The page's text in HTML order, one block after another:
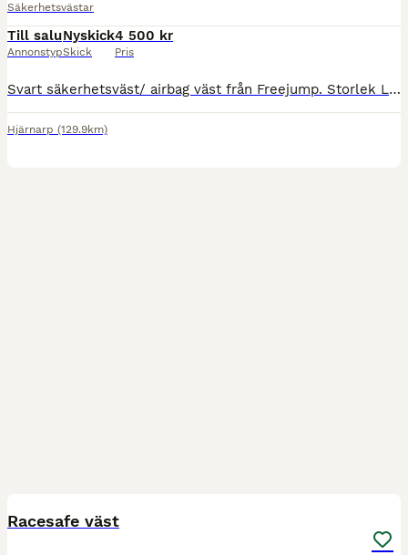
Säkerhetsvästar
Till salu
Annonstyp
Nyskick
Skick
4 500 kr
Pris
Svart säkerhetsväst/ airbag väst från Freejump. Storlek L (passar mig som normalt har M i kläder). Inköpt sommaren 2025 och använt väldigt sparsamt under ett par månader. Nyskick. Medföljer 5st extr
Hjärnarp (129.9km)
Racesafe väst